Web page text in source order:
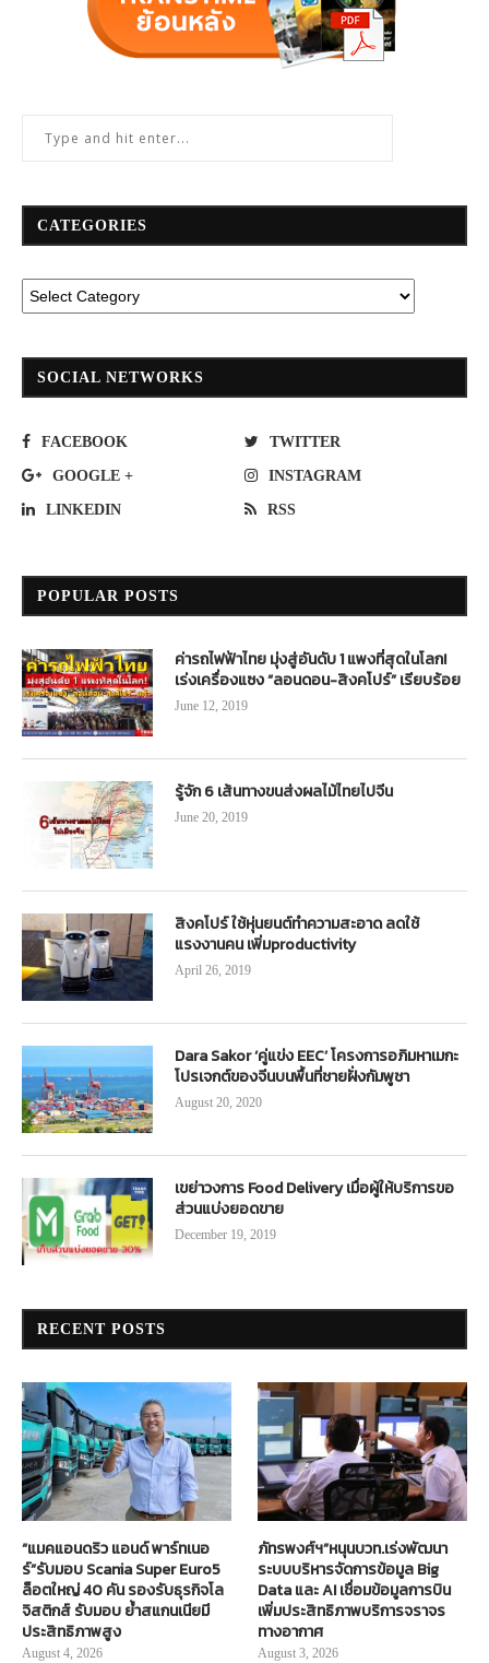
CATEGORIES
SOCIAL NETWORKS
FACEBOOK TWITTER
GOOGLE + INSTAGRAM
LINKEDIN RSS
POPULAR POSTS
ค่ารถไฟฟ้าไทย มุ่งสู่อันดับ 1 แพงที่สุดในโลก!
เร่งเครื่องแซง “ลอนดอน-สิงคโปร์” เรียบร้อย
June 12, 2019
รู้จัก 6 เส้นทางขนส่งผลไม้ไทยไปจีน
June 20, 2019
สิงคโปร์ ใช้หุ่นยนต์ทำความสะอาด ลดใช้
แรงงานคน เพิ่มproductivity
April 26, 2019
Dara Sakor ‘คู่แข่ง EEC’ โครงการอภิมหาเมกะ
โปรเจกต์ของจีนบนพื้นที่ชายฝั่งกัมพูชา
August 20, 2020
เขย่าวงการ Food Delivery เมื่อผู้ให้บริการขอ
ส่วนแบ่งยอดขาย
December 19, 2019
RECENT POSTS
“แมคแอนดริว แอนด์ พาร์ทเนอ
ร์”รับมอบ Scania Super Euro5
ล็อตใหญ่ 40 คัน รองรับธุรกิจโล
จิสติกส์ รับมอบ ย้ำสแกนเนียมี
ประสิทธิภาพสูง
August 4, 2026
ภัทรพงศ์ฯ”หนุนบวท.เร่งพัฒนา
ระบบบริหารจัดการข้อมูล Big
Data และ AI เชื่อมข้อมูลการบิน
เพิ่มประสิทธิภาพบริการจราจร
ทางอากาศ
August 3, 2026